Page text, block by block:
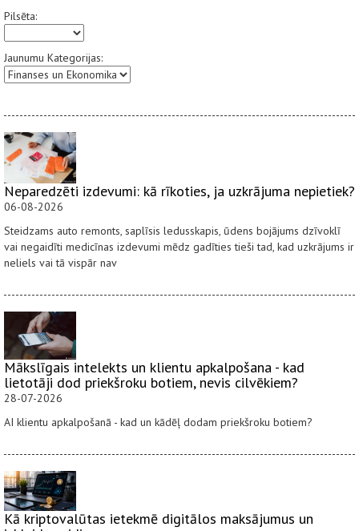
Pilsēta:
Jaunumu Kategorijas:
Neparedzēti izdevumi: kā rīkoties, ja uzkrājuma nepietiek?
06-08-2026
Steidzams auto remonts, saplīsis ledusskapis, ūdens bojājums dzīvoklī
vai negaidīti medicīnas izdevumi mēdz gadīties tieši tad, kad uzkrājums ir
neliels vai tā vispār nav
Mākslīgais intelekts un klientu apkalpošana - kad
lietotāji dod priekšroku botiem, nevis cilvēkiem?
28-07-2026
AI klientu apkalpošanā - kad un kādēļ dodam priekšroku botiem?
Kā kriptovalūtas ietekmē digitālos maksājumus un